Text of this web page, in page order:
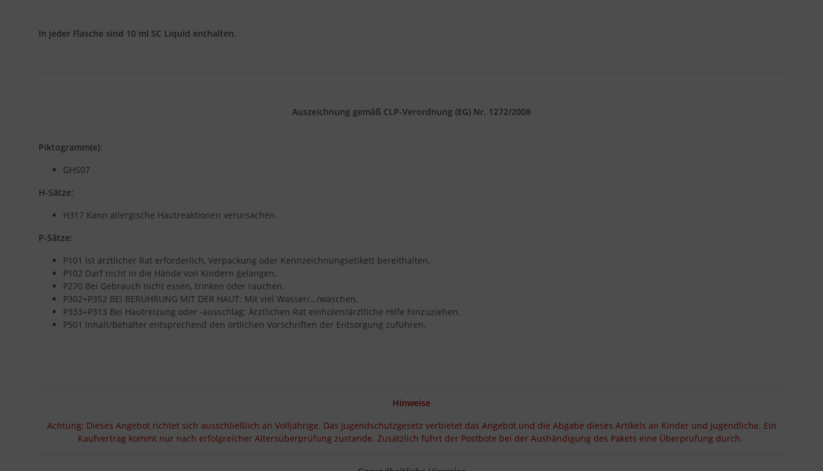
In jeder Flasche sind 10 ml SC Liquid enthalten.
Auszeichnung gemäß CLP-Verordnung (EG) Nr. 1272/2008
Piktogramm(e):
GHS07
H-Sätze:
H317 Kann allergische Hautreaktionen verursachen.
P-Sätze:
P101 Ist ärztlicher Rat erforderlich, Verpackung oder Kennzeichnungsetikett bereithalten.
P102 Darf nicht in die Hände von Kindern gelangen.
P270 Bei Gebrauch nicht essen, trinken oder rauchen.
P302+P352 BEI BERÜHRUNG MIT DER HAUT: Mit viel Wasser/…/waschen.
P333+P313 Bei Hautreizung oder -ausschlag: Ärztlichen Rat einholen/ärztliche Hilfe hinzuziehen.
P501 Inhalt/Behälter entsprechend den örtlichen Vorschriften der Entsorgung zuführen.
Hinweise
Achtung: Dieses Angebot richtet sich ausschließlich an Volljährige. Das Jugendschutzgesetz verbietet das Angebot und die Abgabe dieses Artikels an Kinder und Jugendliche. Ein
Kaufvertrag kommt nur nach erfolgreicher Altersüberprüfung zustande. Zusätzlich führt der Postbote bei der Aushändigung des Pakets eine Überprüfung durch.